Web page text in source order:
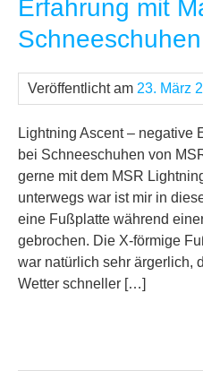
Erfahrung mit
Veröffentlicht am 23. März
Lightning Ascent – negative
bei Schneeschuhen von
gerne mit dem MSR
unterwegs war ist mir in
eine Fußplatte während
gebrochen. Die X-förmige
war natürlich sehr ärgerlich,
Wetter schneller […]